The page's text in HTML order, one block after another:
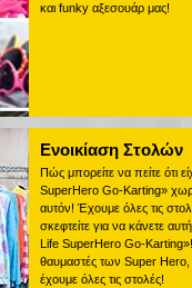
και funky αξεσουάρ μας!
Ενοικίαση Στολών
Πώς μπορείτε να πείτε ότι
SuperHero Go-Karting»
αυτόν! Έχουμε όλες τις
σκεφτείτε για να κάνετε
Life SuperHero Go-Karting»!
θαυμαστές των Super Hero,
έχουμε όλες τις στολές!